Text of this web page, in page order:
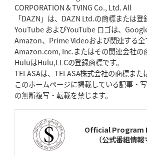
ゴール
2026年4月23日(木)更新
元代表ラピース、今季限りで引退「クボタは10
2026年4月16日(木)更新
BL東京「強化拠点」を「共有財産」に新クラブ
た空間」
2026年4月9日(木)更新
スティーラーズ、名門復活の足音
2026年4月2日(木)更新
CORPORATION & TVING Co., Ltd. All
「DAZN」は、DAZN Ltd.の商標または登
YouTube およびYouTube ロゴは、
Amazon、Prime Videoおよび関連する全
Amazon.com, Inc.またはその関連会社の
HuluはHulu,LLCの登録商標です。
TELASAは、TELASA株式会社の商標また
このホームページに掲載している記事・
の無断複写・転載を禁じます。
Official Program
（公式番組情報